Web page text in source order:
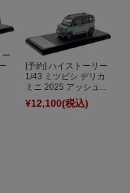
ー
[予約] ハイストーリー
1/43 ミツビシ デリカ
ミニ 2025 アッシュ...
¥12,100(税込)